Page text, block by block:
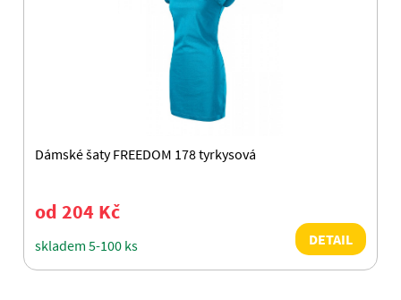
Dámské šaty FREEDOM 178 tyrkysová
od 204 Kč
skladem 5-100 ks DETAIL